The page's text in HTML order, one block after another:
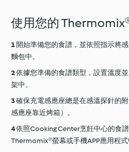
使用您的
開始準備您的食譜，並依照指示將
麵包中。
依據您準備的食譜類型，設置溫度
架中。
確保充電感應座總是在感溫探針的
感應座靠近烤箱）。
依照Cooking Center烹飪中心的食
Thermomix®螢幕或手機APP應用程式